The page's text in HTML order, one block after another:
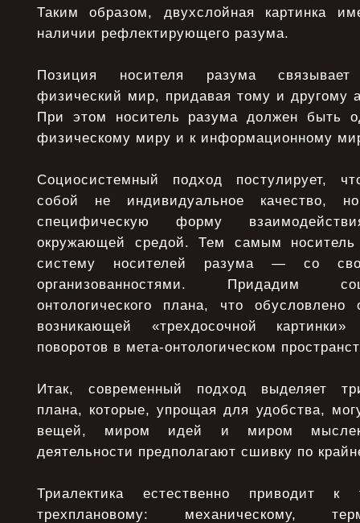
Таким образом, двухслойная картинка
наличии рефлектирующего разума.
Позиция носителя разума
физический мир, придавая тому и другому
При этом носитель разума должен быть
физическому миру и к информационному
Социосистемный подход постулирует,
собой не индивидуальное качество,
специфическую форму
окружающей средой. Тем самым носитель
систему носителей разума — со
организованностями. Придадим
онтологического плана, что обусловлено
возникающей «трехдосочной
поворотов в мета-онтологическом
Итак, современный подход выделяет
плана, которые, упрощая для удобства,
вещей, миром идей и миром
деятельности предполагают сшивку по
Триалектика естественно приводит к
трехплановому: механическому,